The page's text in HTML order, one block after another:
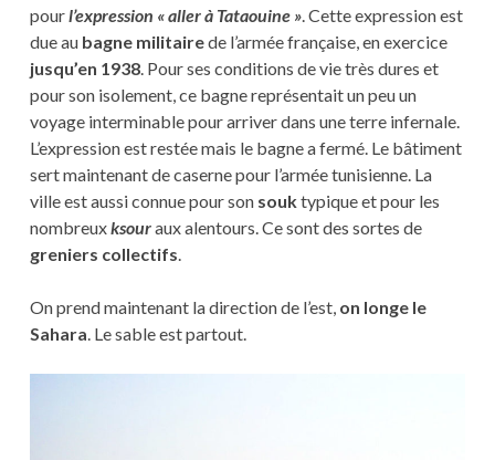
pourl’expression « aller à Tataouine ». Cette expression est
due au bagne militairede l’armée française, en exercice
jusqu’en 1938. Pour ses conditions de vie très dures et
pour son isolement, ce bagne représentait un peu un
voyage interminable pour arriver dans une terre infernale.
L’expression est restée mais le bagne a fermé. Le bâtiment
sert maintenant de caserne pour l’armée tunisienne. La
ville est aussi connue pour son souktypique et pour les
nombreuxksouraux alentours. Ce sont des sortes de
greniers collectifs
On prend maintenant la direction de l’est, on longe le
Sahara . Le sable est partout.